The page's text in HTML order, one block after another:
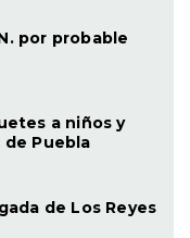
por probable
a niños y
Puebla
de Los Reyes